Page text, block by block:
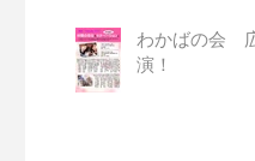
わかばの会
演！